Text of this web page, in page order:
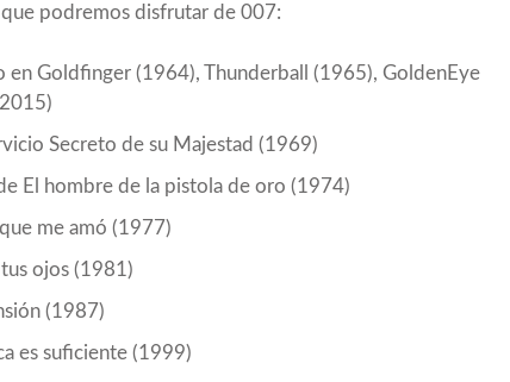
podremos disfrutar de 007:
Goldfinger (1964), Thunderball (1965), GoldenEye
Secreto de su Majestad (1969)
El hombre de la pistola de oro (1974)
me amó (1977)
ojos (1981)
(1987)
es suficiente (1999)